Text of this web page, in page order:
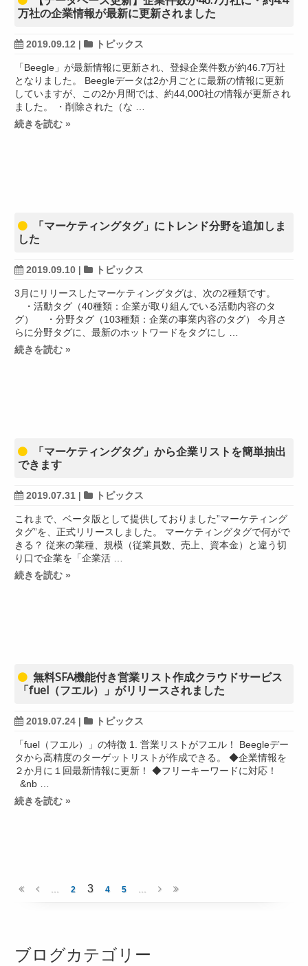
万社の企業情報が最新に更新されました
2019.09.12 | トピックス
「Beegle」が最新情報に更新され、登録企業件数が約46.7万社
となりました。 Beegleデータは2か月ごとに最新の情報に更新
していますが、この2か月間では、約44,000社の情報が更新され
ました。 ・削除された（な …
続きを読む »
「マーケティングタグ」にトレンド分野を追加しま
した
2019.09.10 | トピックス
3月にリリースしたマーケティングタグは、次の2種類です。
・活動タグ（40種類：企業が取り組んでいる活動内容のタ
グ） ・分野タグ（103種類：企業の事業内容のタグ） 今月さ
らに分野タグに、最新のホットワードをタグにし …
続きを読む »
「マーケティングタグ」から企業リストを簡単抽出
できます
2019.07.31 | トピックス
これまで、ベータ版として提供しておりました”マーケティング
タグ”を、正式リリースしました。 マーケティングタグで何がで
きる？ 従来の業種、規模（従業員数、売上、資本金）と違う切
り口で企業を「企業活 …
続きを読む »
無料SFA機能付き営業リスト作成クラウドサービス
「fuel（フエル）」がリリースされました
2019.07.24 | トピックス
「fuel（フエル）」の特徴 1. 営業リストがフエル！ Beegleデー
タから高精度のターゲットリストが作成できる。 ◆企業情報を
２か月に１回最新情報に更新！ ◆フリーキーワードに対応！
&nb …
続きを読む »
2 3 4 5
ブログカテゴリー